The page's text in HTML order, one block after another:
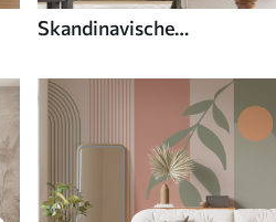
Skandinavische